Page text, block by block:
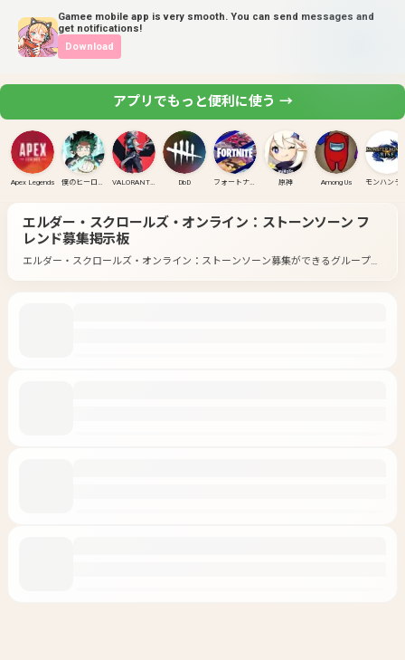
Gamee mobile app is very smooth. You can send messages and
get notifications!
Download
アプリでもっと便利に使う →
Apex Legends 僕のヒーローアカデミア ULTRA RUMBLE VALORANT(PC) DbD フォートナイト 原神 Among Us
エルダー・スクロールズ・オンライン：ストーンソーン フ
レンド募集掲示板
エルダー・スクロールズ・オンライン：ストーンソーン募集ができるグループ一